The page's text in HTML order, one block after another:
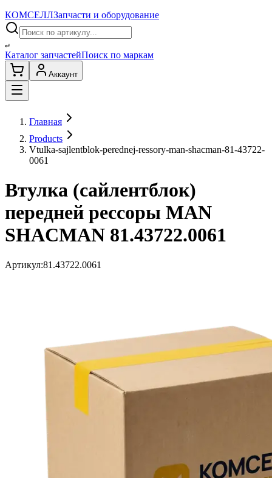
КОМСЕЛЛЗапчасти и оборудование
↵
Каталог запчастейПоиск по маркам
Аккаунт
Главная
Products
Vtulka-sajlentblok-perednej-ressory-man-shacman-81-43722-
0061
Втулка (сайлентблок)
передней рессоры MAN
SHACMAN 81.43722.0061
Артикул:81.43722.0061